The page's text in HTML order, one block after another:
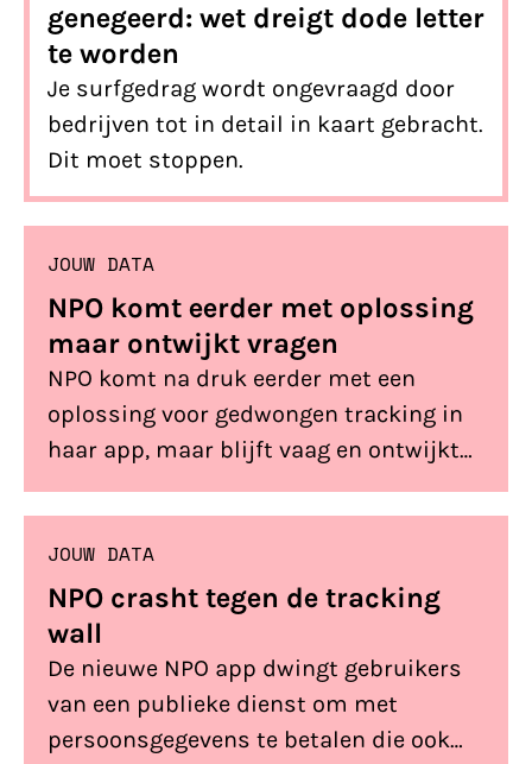
genegeerd: wet dreigt dode letter
te worden
Je surfgedrag wordt ongevraagd door
bedrijven tot in detail in kaart gebracht.
Dit moet stoppen.
JOUW DATA
NPO komt eerder met oplossing
maar ontwijkt vragen
NPO komt na druk eerder met een
oplossing voor gedwongen tracking in
haar app, maar blijft vaag en ontwijkt
onze vragen.
JOUW DATA
NPO crasht tegen de tracking
wall
De nieuwe NPO app dwingt gebruikers
van een publieke dienst om met
persoonsgegevens te betalen die ook